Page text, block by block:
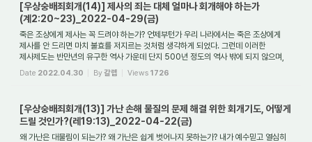
[우상숭배죄회개(14)] 제사의 죄는 대체 얼마나 회개해야 하는가
(계2:20~23)_2022-04-29(금)
죽은 조상에게 제사는 꼭 드려야 하는가? 언제부턴가 우리 나라에서는 죽은 조상에게
제사를 안 드리면 마치 불효를 저지르는 것처럼 생각하게 되었다. 그런데 이러한
제사제도는 반만년의 유구한 역사 가운데 단지 500년 정도의 역사 밖에 되지 않으며,
이것...
Date 2022.04.30 By갈렙 Views 1726
[우상숭배죄회개(13)] 가난 손해 물질의 문제 해결 위한 회개기도, 어떻게
드릴 것인가?(레19:13)_2022-04-22(금)
왜 가난은 대물림이 되는가? 왜 가난은 쉽게 벗어나지 못하는가? 내가 예수믿고 열심히